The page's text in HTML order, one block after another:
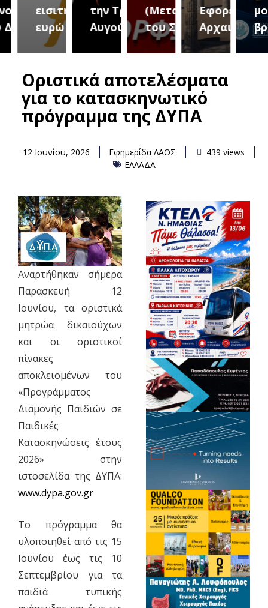
εισιτήριο 2
ευρώ
την Τρίτη 18
Αυγούστου
(Μεταμόρφωση
του Σωτήρος)
Εφορεία
Αρχαιοτήτων
Οριστικά αποτελέσματα
για το κατασκηνωτικό
πρόγραμμα της ΔΥΠΑ
12 Ιουνίου, 2026 Εφημερίδα ΛΑΟΣ
439 views
ΕΛΛΑΔΑ
Αναρτήθηκαν σήμερα
Παρασκευή 12
Ιουνίου, τα οριστικά
μητρώα δικαιούχων
και οι οριστικοί
πίνακες
αποκλειομένων του
«Προγράμματος
Διαμονής Παιδιών σε
Παιδικές
Κατασκηνώσεις έτους
2026» στην
ιστοσελίδα της ΔΥΠΑ:
www.dypa.gov.gr
Το πρόγραμμα θα
υλοποιηθεί από τις 15
Ιουνίου έως τις 10
Σεπτεμβρίου για τα
παιδιά τυπικής